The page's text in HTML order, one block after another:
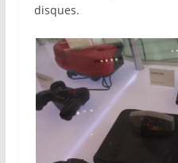
disques.